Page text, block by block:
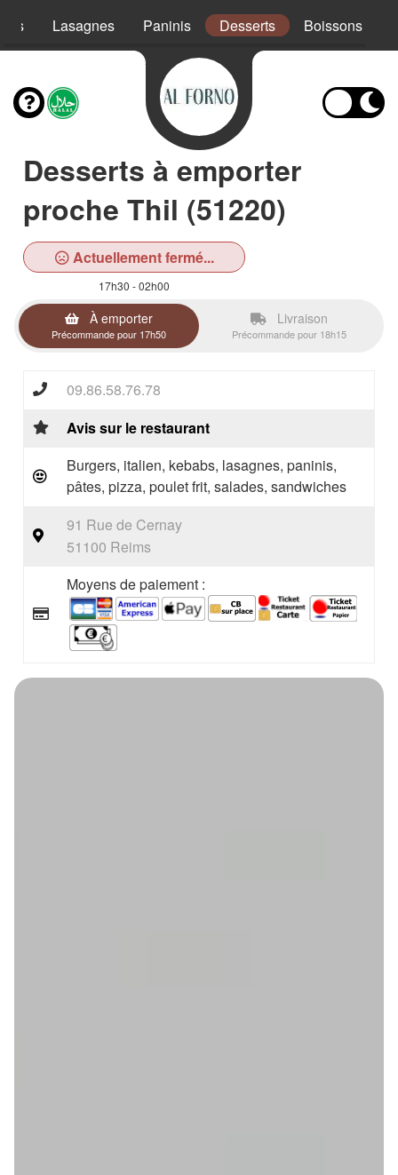
Lasagnes Paninis Desserts Boissons
Desserts à emporter
proche Thil (51220)
Actuellement fermé...
17h30 - 02h00
À emporter
Précommande pour 17h50
Livraison
Précommande pour 18h15
09.86.58.76.78
Avis sur le restaurant
Burgers, italien, kebabs, lasagnes, paninis,
pâtes, pizza, poulet frit, salades, sandwiches
91 Rue de Cernay
51100 Reims
Moyens de paiement :